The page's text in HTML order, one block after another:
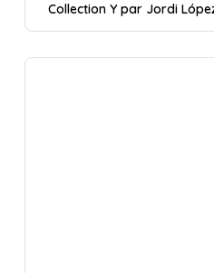
Collection Y par Jordi